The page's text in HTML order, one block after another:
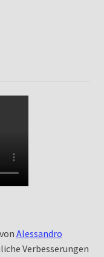
Alessandro
Verbesserungen